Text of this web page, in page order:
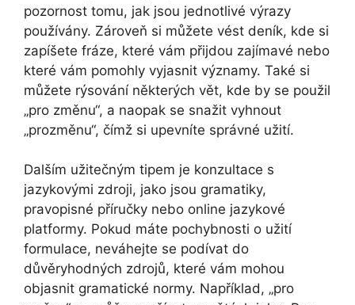
pozornost tomu, jak jsou jednotlivé výrazy
používány. Zároveň si můžete vést deník, kde si
zapíšete fráze, které vám přijdou zajímavé nebo
které vám pomohly vyjasnit významy. Také si
můžete rýsování některých vět, kde by se použil
„pro změnu“, a naopak se snažit vyhnout
„prozměnu“, čímž si upevníte správné užití.
Dalším užitečným tipem je konzultace s
jazykovými zdroji, jako jsou gramatiky,
pravopisné příručky nebo online jazykové
platformy. Pokud máte pochybnosti o užití
formulace, neváhejte se podívat do
důvěryhodných zdrojů, které vám mohou
objasnit gramatické normy. Například, „pro